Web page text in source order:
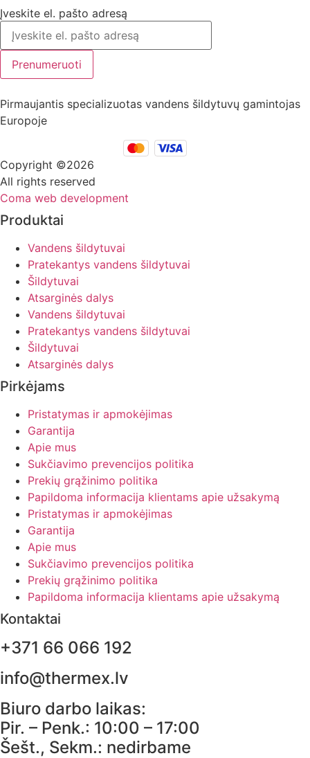
Įveskite el. pašto adresą
Prenumeruoti
Pirmaujantis specializuotas vandens šildytuvų gamintojas
Europoje
Copyright ©2026
All rights reserved
Coma web development
Produktai
Vandens šildytuvai
Pratekantys vandens šildytuvai
Šildytuvai
Atsarginės dalys
Vandens šildytuvai
Pratekantys vandens šildytuvai
Šildytuvai
Atsarginės dalys
Pirkėjams
Pristatymas ir apmokėjimas
Garantija
Apie mus
Sukčiavimo prevencijos politika
Prekių grąžinimo politika
Papildoma informacija klientams apie užsakymą
Pristatymas ir apmokėjimas
Garantija
Apie mus
Sukčiavimo prevencijos politika
Prekių grąžinimo politika
Papildoma informacija klientams apie užsakymą
Kontaktai
+371 66 066 192
info@thermex.lv
Biuro darbo laikas:
Pir. – Penk.: 10:00 – 17:00
Šešt., Sekm.: nedirbame